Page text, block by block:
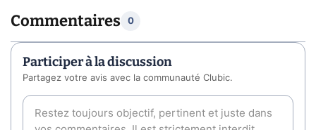
Commentaires 0
Participer à la discussion
Partagez votre avis avec la communauté Clubic.